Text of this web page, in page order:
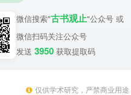
微信搜索"古书观止"公众号 或
微信扫码关注公众号
发送 3950 获取提取码
仅供学术研究，严禁商业用途